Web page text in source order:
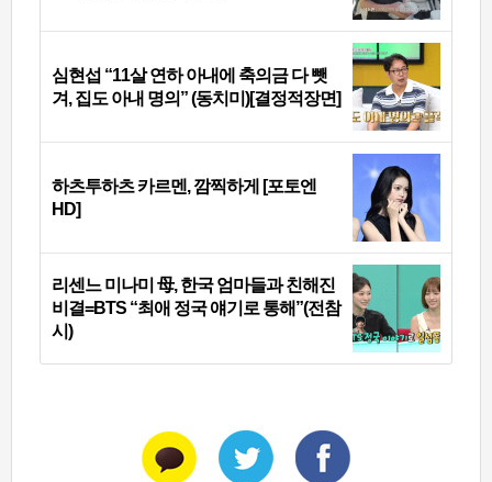
심현섭 “11살 연하 아내에 축의금 다 뺏
겨, 집도 아내 명의” (동치미)[결정적장면]
하츠투하츠 카르멘, 깜찍하게 [포토엔
HD]
리센느 미나미 母, 한국 엄마들과 친해진
비결=BTS “최애 정국 얘기로 통해”(전참
시)